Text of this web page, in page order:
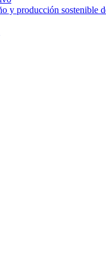
y producción sostenible